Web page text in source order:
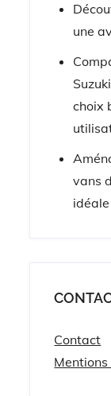
une
choix
vans
Contact